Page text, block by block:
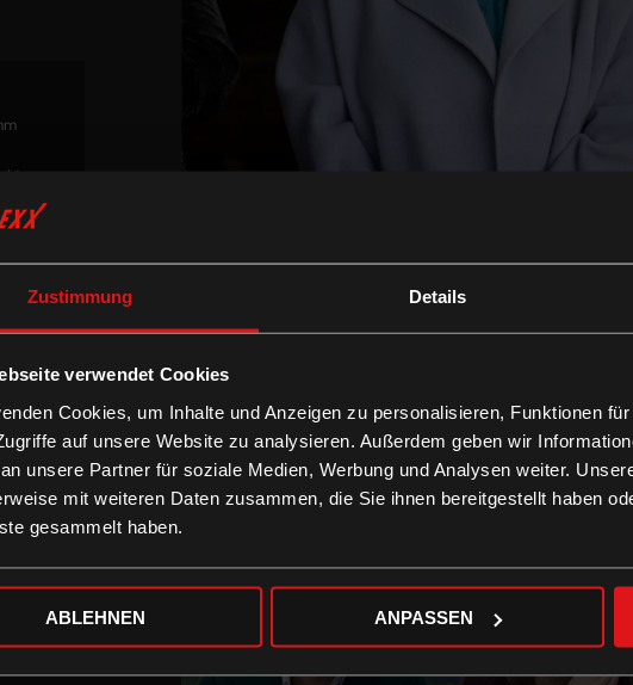
Zustimmung Details
verwendet Cookies
Cookies, um Inhalte und Anzeigen zu personalisieren, Funktionen
auf unsere Website zu analysieren. Außerdem geben wir
unsere Partner für soziale Medien, Werbung und Analysen weiter.
mit weiteren Daten zusammen, die Sie ihnen bereitgestellt haben
gesammelt haben.
ABLEHNEN ANPASSEN